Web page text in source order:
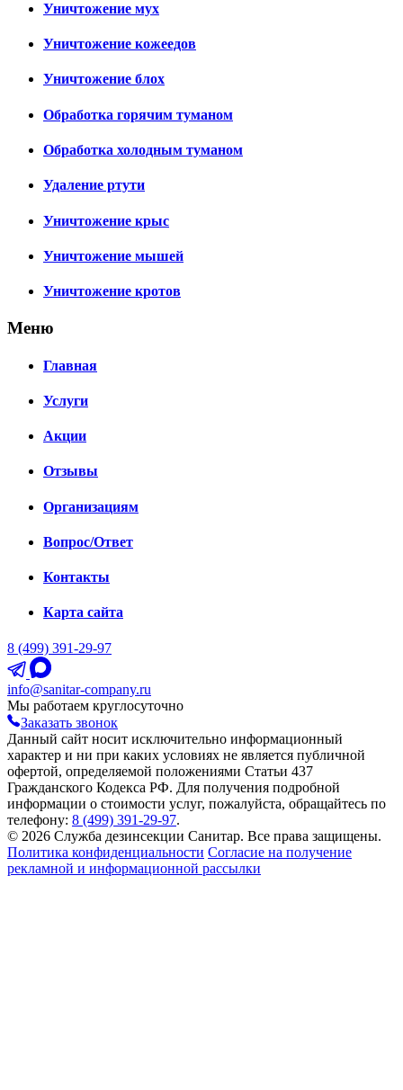
Уничтожение мух
Уничтожение кожеедов
Уничтожение блох
Обработка горячим туманом
Обработка холодным туманом
Удаление ртути
Уничтожение крыс
Уничтожение мышей
Уничтожение кротов
Меню
Главная
Услуги
Акции
Отзывы
Организациям
Вопрос/Ответ
Контакты
Карта сайта
8 (499) 391-29-97
info@sanitar-company.ru
Мы работаем круглосуточно
Заказать звонок
Данный сайт носит исключительно информационный
характер и ни при каких условиях не является публичной
офертой, определяемой положениями Статьи 437
Гражданского Кодекса РФ. Для получения подробной
информации о стоимости услуг, пожалуйста, обращайтесь по
телефону: 8 (499) 391-29-97.
© 2026 Служба дезинсекции Санитар. Все права защищены.
Политика конфиденциальности Согласие на получение
рекламной и информационной рассылки